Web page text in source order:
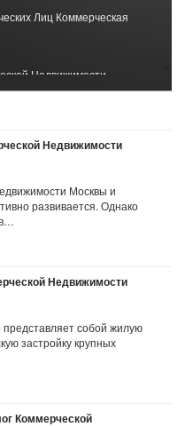
Лиц Коммерческая
Недвижимости
Недвижимости
Москвы и
развивается. Однако
Недвижимости
собой жилую
застройку крупных
Коммерческой